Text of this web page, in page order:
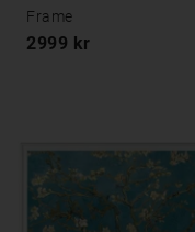
Frame
2999 kr